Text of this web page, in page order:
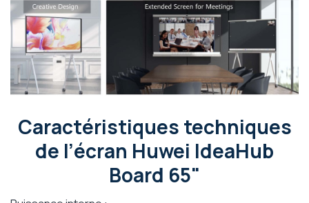
Caractéristiques techniques
de l’écran Huwei IdeaHub
Board 65"